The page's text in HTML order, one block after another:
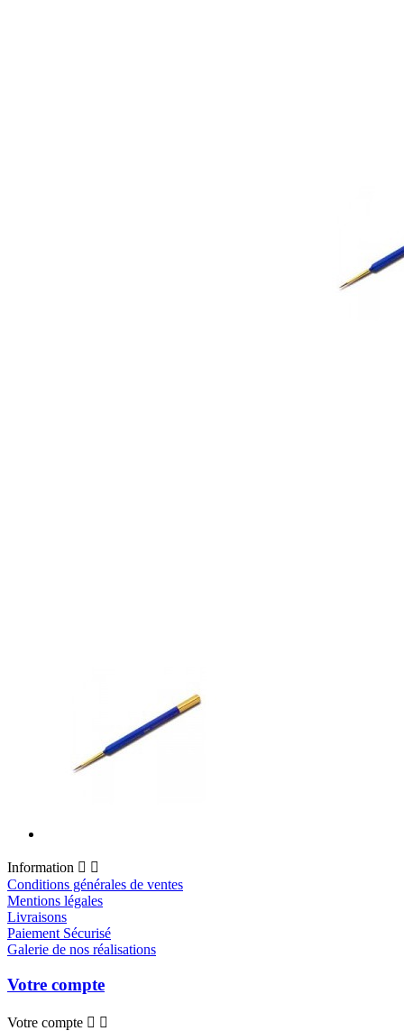
Information  
Conditions générales de ventes
Mentions légales
Livraisons
Paiement Sécurisé
Galerie de nos réalisations
Votre compte
Votre compte  